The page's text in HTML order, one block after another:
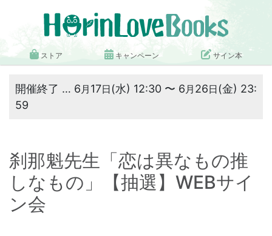
ストア キャンペーン サイン本
開催終了 … 6月 17日 (水) 12:30 〜 6月 26日 (金) 23:
59
刹那魁先生「恋は異なもの推
しなもの」【抽選】WEBサイ
ン会